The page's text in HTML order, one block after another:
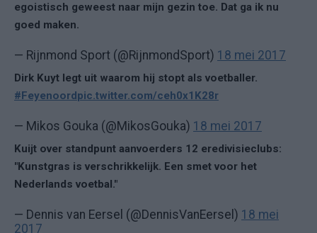
egoistisch geweest naar mijn gezin toe. Dat ga ik nu
goed maken.
— Rijnmond Sport (@RijnmondSport) 18 mei 2017
Dirk Kuyt legt uit waarom hij stopt als voetballer.
#Feyenoordpic.twitter.com/ceh0x1K28r
— Mikos Gouka (@MikosGouka) 18 mei 2017
Kuijt over standpunt aanvoerders 12 eredivisieclubs:
"Kunstgras is verschrikkelijk. Een smet voor het
Nederlands voetbal."
— Dennis van Eersel (@DennisVanEersel) 18 mei
2017